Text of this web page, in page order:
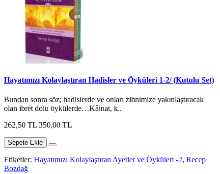
Hayatımızı Kolaylaştıran Hadisler ve Öyküleri 1-2/ (Kutulu Set)
Bundan sonra söz; hadislerde ve onları zihnimize yakınlaştıracak
olan ibret dolu öykülerde…Kâinat, k..
262,50 TL 350,00 TL
Sepete Ekle
Etiketler: Hayatımızı Kolaylaştıran Ayetler ve Öyküleri -2, Recep
Bozdağ